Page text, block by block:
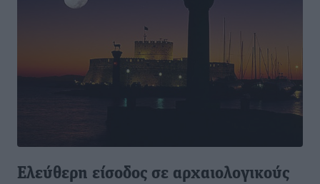
Ελεύθερη είσοδος σε αρχαιολογικούς